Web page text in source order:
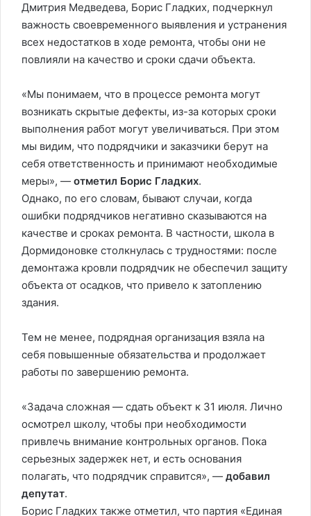
Дмитрия Медведева, Борис Гладких, подчеркнул
важность своевременного выявления и устранения
всех недостатков в ходе ремонта, чтобы они не
повлияли на качество и сроки сдачи объекта.
«Мы понимаем, что в процессе ремонта могут
возникать скрытые дефекты, из-за которых сроки
выполнения работ могут увеличиваться. При этом
мы видим, что подрядчики и заказчики берут на
себя ответственность и принимают необходимые
меры», — отметил Борис Гладких.
Однако, по его словам, бывают случаи, когда
ошибки подрядчиков негативно сказываются на
качестве и сроках ремонта. В частности, школа в
Дормидоновке столкнулась с трудностями: после
демонтажа кровли подрядчик не обеспечил защиту
объекта от осадков, что привело к затоплению
здания.
Тем не менее, подрядная организация взяла на
себя повышенные обязательства и продолжает
работы по завершению ремонта.
«Задача сложная — сдать объект к 31 июля. Лично
осмотрел школу, чтобы при необходимости
привлечь внимание контрольных органов. Пока
серьезных задержек нет, и есть основания
полагать, что подрядчик справится», — добавил
депутат.
Борис Гладких также отметил, что партия «Единая